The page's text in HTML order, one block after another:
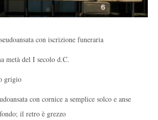
con iscrizione funeraria
metà del I secolo d.C.
grigio
con cornice a semplice solco e anse
il retro è grezzo